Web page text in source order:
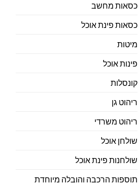
כסאות מחשב
כסאות פינת אוכל
מיטות
פינות אוכל
קונסלות
ריהוט גן
ריהוט משרדי
שולחן אוכל
שולחנות פינת אוכל
תוספות הרכבה והובלה מיוחדת